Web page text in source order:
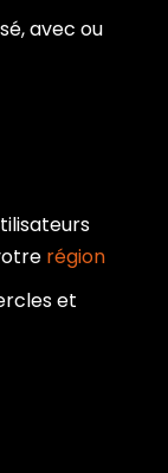
avec ou
région
et